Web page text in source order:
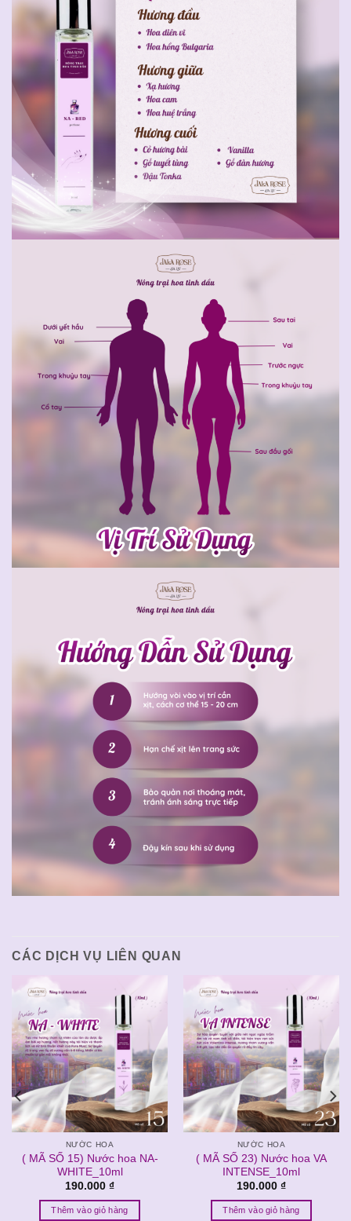
CÁC DỊCH VỤ LIÊN QUAN
NƯỚC HOA
( MÃ SỐ 15) Nước hoa NA-
WHITE_10ml
190.000 ₫
Thêm vào giỏ hàng
NƯỚC HOA
( MÃ SỐ 23) Nước hoa VA
INTENSE_10ml
190.000 ₫
Thêm vào giỏ hàng